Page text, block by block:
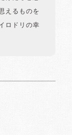
えるものを
ロドリの幸